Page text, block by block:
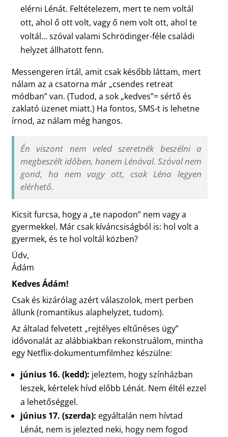
elérni Lénát. Feltételezem, mert te nem voltál
ott, ahol ő ott volt, vagy ő nem volt ott, ahol te
voltál… szóval valami Schrödinger-féle családi
helyzet állhatott fenn.
Messengeren írtál, amit csak később láttam, mert
nálam az a csatorna már „csendes retreat
módban” van. (Tudod, a sok „kedves”= sértő és
zaklató üzenet miatt.) Ha fontos, SMS-t is lehetne
írnod, az nálam még hangos.
Én viszont nem veled szeretnék beszélni a
megbeszélt időben, hanem Lénával. Szóval nem
gond, ha nem vagy ott, csak Léna legyen
elérhető.
Kicsit furcsa, hogy a „te napodon” nem vagy a
gyermekkel. Már csak kíváncsiságból is: hol volt a
gyermek, és te hol voltál közben?
Üdv,
Ádám
Kedves Ádám!
Csak és kizárólag azért válaszolok, mert perben
állunk (romantikus alaphelyzet, tudom).
Az általad felvetett „rejtélyes eltűnéses ügy”
idővonalát az alábbiakban rekonstruálom, mintha
egy Netflix-dokumentumfilmhez készülne:
június 16. (kedd): jeleztem, hogy színházban
leszek, kértelek hívd előbb Lénát. Nem éltél ezzel
a lehetőséggel.
június 17. (szerda): egyáltalán nem hívtad
Lénát, nem is jelezted neki, hogy nem fogod